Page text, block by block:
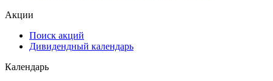
Акции
Поиск акций
Дивидендный календарь
Календарь